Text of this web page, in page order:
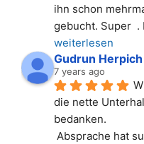
ihn schon
gebucht. Super
weiterlesen
Gudrun Herpich
7 years ago
die nette
bedanken.
Absprache hat